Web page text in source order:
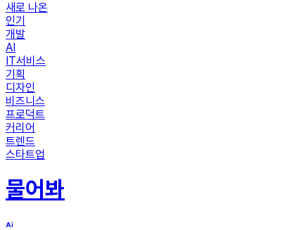
새로 나온
인기
개발
AI
IT서비스
기획
디자인
비즈니스
프로덕트
커리어
트렌드
스타트업
물어봐